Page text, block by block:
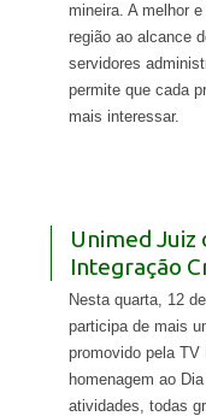
mineira. A melhor
região ao alcance
servidores
permite que cada
mais interessar.
Unimed Juiz
Integração
Nesta quarta, 12
participa de mais
promovido pela TV
homenagem ao
atividades, todas